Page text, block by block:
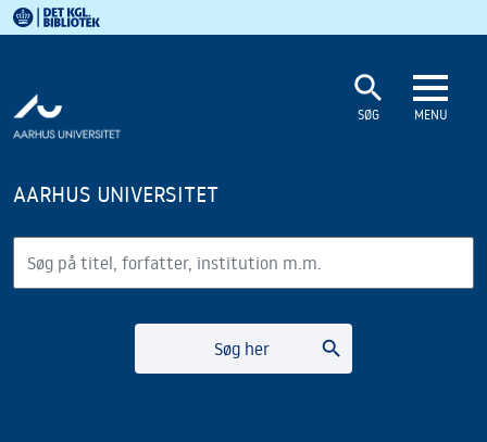
Det Kgl. Bibliotek
AARHUS UNIVERSITET
search
SØG MENU
Søg
Søg her search